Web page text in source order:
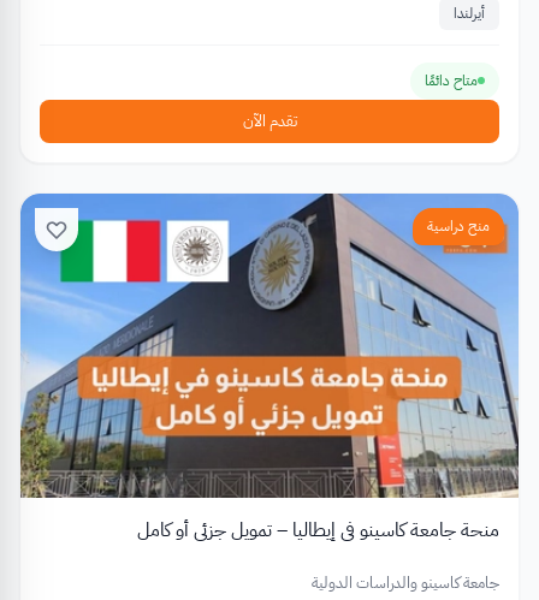
أيرلندا
متاح دائمًا
تقدم الآن
منح دراسية
منحة جامعة كاسينو في إيطاليا – تمويل جزئي أو كامل
جامعة كاسينو والدراسات الدولية